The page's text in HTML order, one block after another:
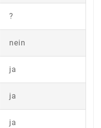
?
nein
ja
ja
ja